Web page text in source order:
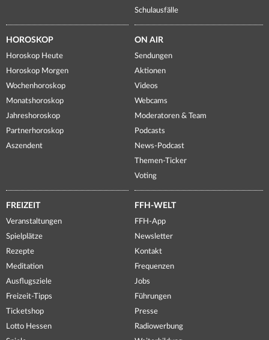
Schulausfälle
HOROSKOP
Horoskop Heute
Horoskop Morgen
Wochenhoroskop
Monatshoroskop
Jahreshoroskop
Partnerhoroskop
Aszendent
ON AIR
Sendungen
Aktionen
Videos
Webcams
Moderatoren & Team
Podcasts
News-Podcast
Themen-Ticker
Voting
FREIZEIT
Veranstaltungen
Spielplätze
Rezepte
Meditation
Ausflugsziele
Freizeit-Tipps
Ticketshop
Lotto Hessen
FFH-WELT
FFH-App
Newsletter
Kontakt
Frequenzen
Jobs
Führungen
Presse
Radiowerbung